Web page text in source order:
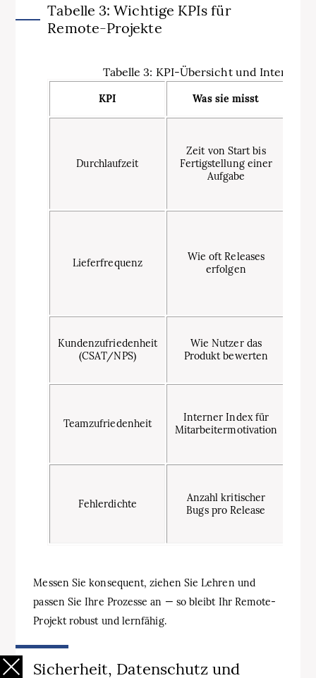
Tabelle 3: Wichtige KPIs für
Remote-Projekte
Tabelle 3: KPI-Übersicht und
KPI Was sie misst
Durchlaufzeit
Zeit von Start bis
Fertigstellung einer
Aufgabe
Lieferfrequenz
Wie oft Releases
erfolgen
Kundenzufriedenheit
(CSAT/NPS)
Wie Nutzer das
Produkt bewerten
Teamzufriedenheit
Interner Index für
Mitarbeitermotivation
Fehlerdichte
Anzahl kritischer
Bugs pro Release
Messen Sie konsequent, ziehen Sie Lehren und
passen Sie Ihre Prozesse an — so bleibt Ihr Remote-
Projekt robust und lernfähig.
Sicherheit, Datenschutz und